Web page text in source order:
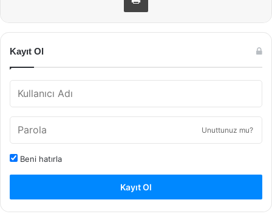
Kayıt Ol
Unuttunuz mu?
Beni hatırla
Kayıt Ol